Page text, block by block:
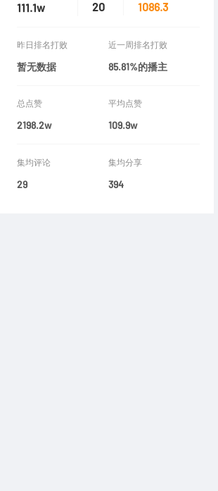
111.1w 20 1086.3
昨日排名打败
暂无数据
近一周排名打败
85.81%的播主
总点赞
2198.2w
平均点赞
109.9w
集均评论
29
集均分享
394